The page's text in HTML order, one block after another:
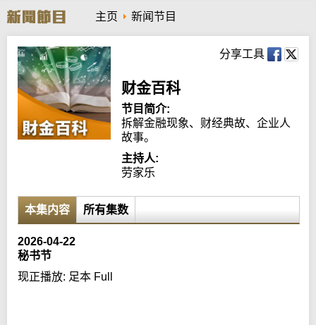
r
c
h
主页 新闻节目
分享工具
财金百科
节目简介:
拆解金融现象、财经典故、企业人
故事。
主持人:
劳家乐
本集内容 所有集数
2026-04-22
秘书节
现正播放: 足本 Full